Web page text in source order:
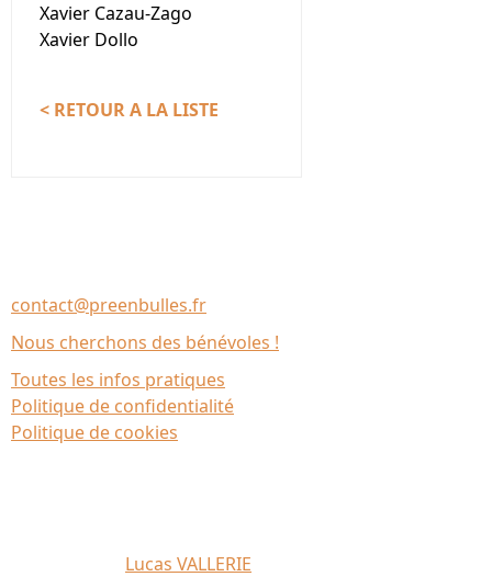
Xavier Cazau-Zago
Xavier Dollo
< RETOUR A LA LISTE
contact@preenbulles.fr
Nous cherchons des bénévoles !
Toutes les infos pratiques
Politique de confidentialité
Politique de cookies
Lucas VALLERIE